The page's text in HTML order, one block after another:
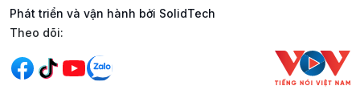
Phát triển và vận hành bởi SolidTech
Mạng xã hội
Theo dõi: